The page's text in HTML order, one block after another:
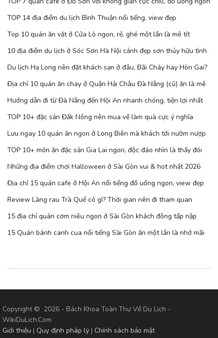
TOP 14 địa điểm du lịch Bình Thuận nổi tiếng, view đẹp
Top 10 quán ăn vặt ở Cửa Lò ngon, rẻ, ghé một lần là mê tít
10 địa điểm du lịch ở Sóc Sơn Hà Nội cảnh đẹp sơn thủy hữu tình
Du lịch Hạ Long nên đặt khách sạn ở đâu, Bãi Cháy hay Hòn Gai?
Địa chỉ 10 quán ăn chay ở Quận Hải Châu Đà Nẵng (cũ) ăn là mê
Hướng dẫn đi từ Đà Nẵng đến Hội An nhanh chóng, tiện lợi nhất
TOP 10+ đặc sản Đắk Nông nên mua về làm quà cực ý nghĩa
Lưu ngay 10 quán ăn ngon ở Long Biên mà khách tới nườm nượp
TOP 10+ món ăn đặc sản Gia Lai ngon, độc đáo nhìn là thấy đói
Những địa điểm chơi Halloween ở Sài Gòn vui & hot nhất 2026
Địa chỉ 15 quán cafe ở Hội An nổi tiếng đồ uống ngon, view đẹp
Review Làng rau Trà Quế có gì? Thời gian nên đi tham quan
15 địa chỉ quán cơm niêu ngon ở Sài Gòn khách đông tấp nập
15 Quán bánh canh cua nổi tiếng Sài Gòn ăn một lần là nhớ mãi
Copyright © 2026 - Bách Khoa Toàn Thư Về Du Lịch -
WikiDuLich.Com
Giới thiệu | Quy định pháp lý | Chính sách bảo mật